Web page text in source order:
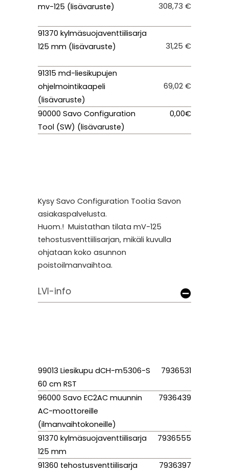
mv-125 (lisävaruste)
308,73 €
91370 kylmäsuojaventtiilisarja
125 mm (lisävaruste)
31,25 €
91315 md-liesikupujen
ohjelmointikaapeli
(lisävaruste)
69,02 €
90000 Savo Configuration
Tool (SW) (lisävaruste)
0,00€
Kysy Savo Configuration Tool:ia Savon
asiakaspalvelusta.
Huom.! Muistathan tilata mV-125
tehostusventtiilisarjan, mikäli kuvulla
ohjataan koko asunnon
poistoilmanvaihtoa.
LVI-info
99013 Liesikupu dCH-m5306-S
60 cm RST
7936531
96000 Savo EC2AC muunnin
AC-moottoreille
(ilmanvaihtokoneille)
7936439
91370 kylmäsuojaventtiilisarja
125 mm
7936555
91360 tehostusventtiilisarja
7936397